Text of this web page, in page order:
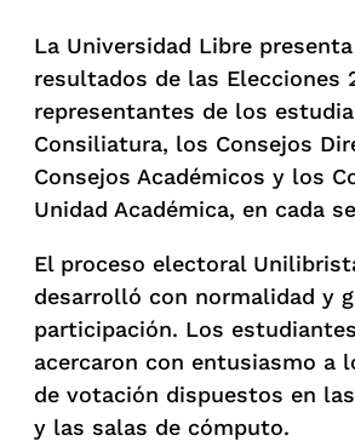
La Universidad Libre
resultados de las Elecciones
representantes de los
Consiliatura, los Consejos
Consejos Académicos y los
Unidad Académica, en cada
El proceso electoral
desarrolló con normalidad y
participación. Los
acercaron con entusiasmo a
de votación dispuestos en
y las salas de cómputo.